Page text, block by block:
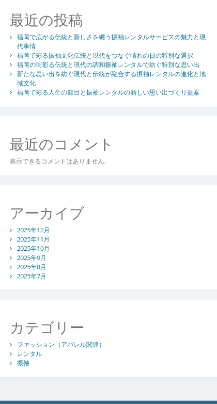
ョ
ン
最近の投稿
福岡で広がる伝統と新しさを纏う振袖レンタルサービスの魅力と現
代事情
福岡で彩る振袖文化伝統と現代をつなぐ晴れの日の特別な選択
福岡の街彩る伝統と現代の調和振袖レンタルで紡ぐ特別な思い出
新たな思い出を紡ぐ現代と伝統が融合する振袖レンタルの進化と地
域文化
福岡で彩る人生の節目と振袖レンタルの新しい思い出づくり提案
最近のコメント
表示できるコメントはありません。
アーカイブ
2025年12月
2025年11月
2025年10月
2025年9月
2025年8月
2025年7月
カテゴリー
ファッション（アパレル関連）
レンタル
振袖